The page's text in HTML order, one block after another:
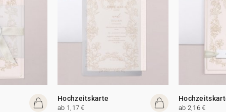
Hochzeitskarte
ab 1,17 € ab 2,16 €